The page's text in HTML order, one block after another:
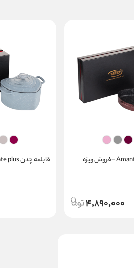
4,890,000
قابلمه چدن Amante plus -فروش ویژه